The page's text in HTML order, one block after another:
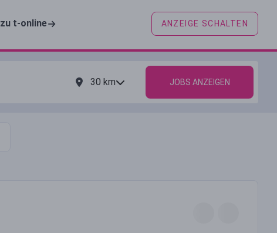
zu t-online ANZEIGE SCHALTEN
30 km JOBS ANZEIGEN